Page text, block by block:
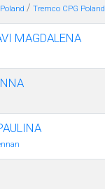
/ Tremco CPG Poland
MAGDALENA